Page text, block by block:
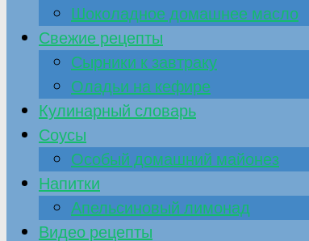
Шоколадное домашнее масло
Свежие рецепты
Сырники к завтраку
Оладьи на кефире
Кулинарный словарь
Соусы
Особый домашний майонез
Напитки
Апельсиновый лимонад
Видео рецепты